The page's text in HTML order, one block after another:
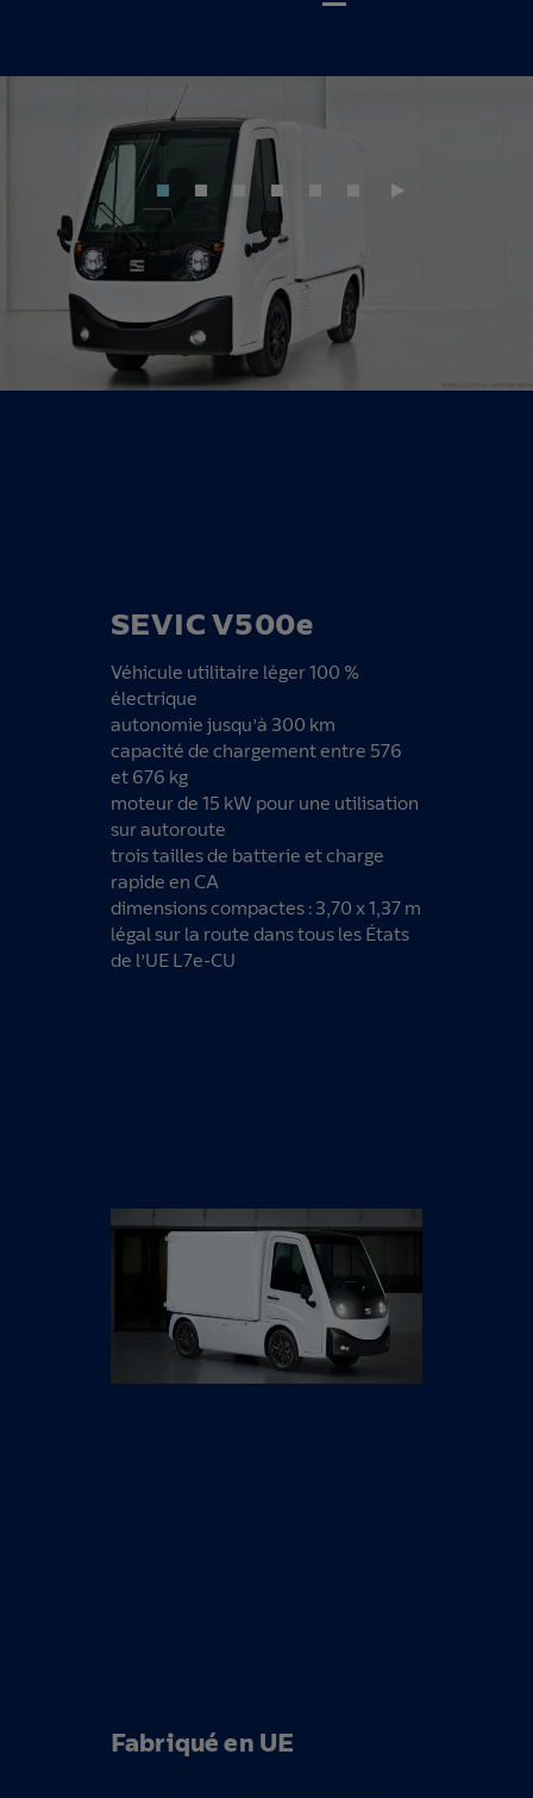
SEVIC V500e
Véhicule utilitaire léger 100 %
électrique
autonomie jusqu’à 300 km
capacité de chargement entre 576
et 676 kg
moteur de 15 kW pour une utilisation
sur autoroute
trois tailles de batterie et charge
rapide en CA
dimensions compactes : 3,70 x 1,37 m
légal sur la route dans tous les États
de l’UE L7e-CU
Fabriqué en UE